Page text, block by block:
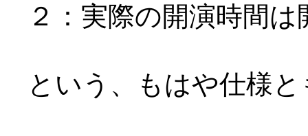
２：実際の開演時間
という、もはや仕様